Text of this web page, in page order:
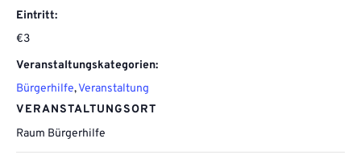
Eintritt:
€3
Veranstaltungskategorien:
Bürgerhilfe,Veranstaltung
VERANSTALTUNGSORT
Raum Bürgerhilfe